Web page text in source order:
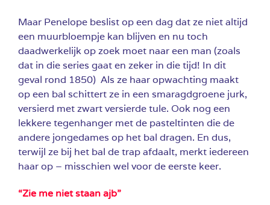
Maar Penelope beslist op een dag dat ze niet altijd
een muurbloempje kan blijven en nu toch
daadwerkelijk op zoek moet naar een man (zoals
dat in die series gaat en zeker in die tijd! In dit
geval rond 1850) Als ze haar opwachting maakt
op een bal schittert ze in een smaragdgroene jurk,
versierd met zwart versierde tule. Ook nog een
lekkere tegenhanger met de pasteltinten die de
andere jongedames op het bal dragen. En dus,
terwijl ze bij het bal de trap afdaalt, merkt iedereen
haar op – misschien wel voor de eerste keer.
“Zie me niet staan ajb”